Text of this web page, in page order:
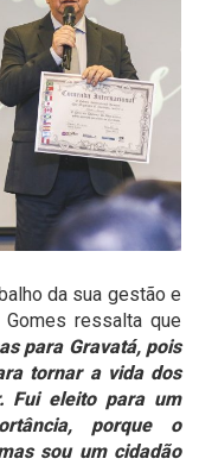
da sua gestão e
ressalta que
para Gravatá, pois
tornar a vida dos
Fui eleito para um
porque o
sou um cidadão